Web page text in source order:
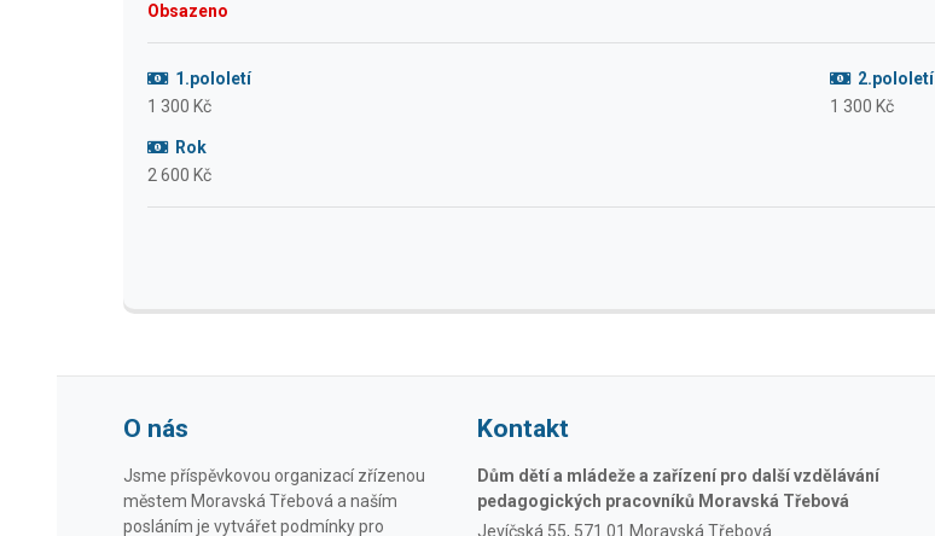
Obsazeno
1.pololetí
1 300 Kč
2.pololetí
1 300 Kč
Rok
2 600 Kč
O nás
Jsme příspěvkovou organizací zřízenou
městem Moravská Třebová a naším
posláním je vytvářet podmínky pro
Kontakt
Dům dětí a mládeže a zařízení pro další vzdělávání
pedagogických pracovníků Moravská Třebová
Jevíčská 55, 571 01 Moravská Třebová